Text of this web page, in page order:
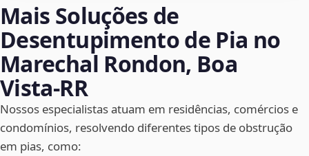
Mais Soluções de
Desentupimento de Pia no
Marechal Rondon, Boa
Vista‑RR
Nossos especialistas atuam em residências, comércios e
condomínios, resolvendo diferentes tipos de obstrução
em pias, como: